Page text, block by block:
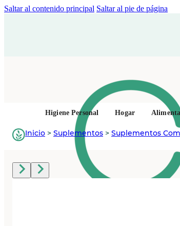
Saltar al contenido principal Saltar al pie de página
Higiene Personal Hogar
Inicio > Suplementos > Suplementos